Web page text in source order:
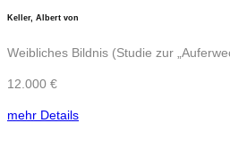
Keller, Albert von
Weibliches Bildnis (Studie zur
12.000 €
mehr Details